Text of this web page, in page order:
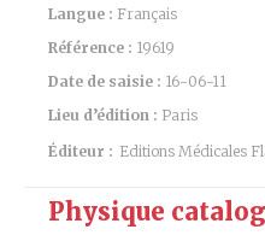
Langue : Français
Référence : 19619
Date de saisie : 16-06-11
Lieu d’édition : Paris
Éditeur : Editions Médicales
Physique